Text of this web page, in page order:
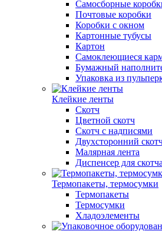
Самосборные
Почтовые коробки
Коробки с окном
Картонные тубусы
Картон
Самоклеющиеся
Бумажный
Упаковка из
Клейкие ленты
Скотч
Цветной скотч
Скотч с надписями
Двухсторонний
Малярная лента
Диспенсер для скотча
Термопакеты, термосумки
Термопакеты
Термосумки
Хладоэлементы